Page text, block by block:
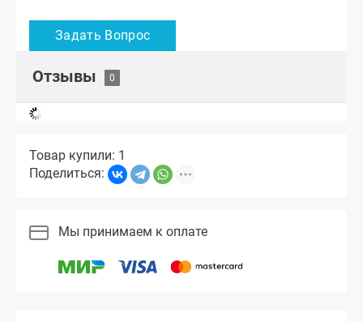
Отзывы
Товар купили: 1
Поделиться:
Мы принимаем к оплате